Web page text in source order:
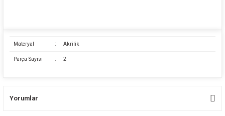
Materyal : Akrilik
Parça Sayısı : 2
Yorumlar